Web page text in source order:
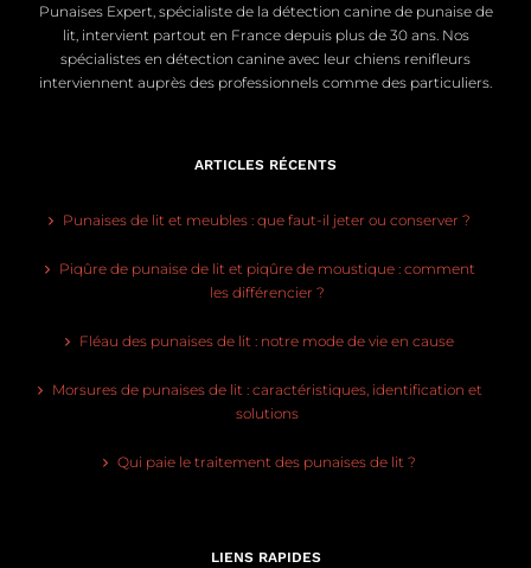
Punaises Expert, spécialiste de la détection canine de punaise de
lit, intervient partout en France depuis plus de 30 ans. Nos
spécialistes en détection canine avec leur chiens renifleurs
interviennent auprès des professionnels comme des particuliers.
ARTICLES RÉCENTS
Punaises de lit et meubles : que faut-il jeter ou conserver ?
Piqûre de punaise de lit et piqûre de moustique : comment
les différencier ?
Fléau des punaises de lit : notre mode de vie en cause
Morsures de punaises de lit : caractéristiques, identification et
solutions
Qui paie le traitement des punaises de lit ?
LIENS RAPIDES